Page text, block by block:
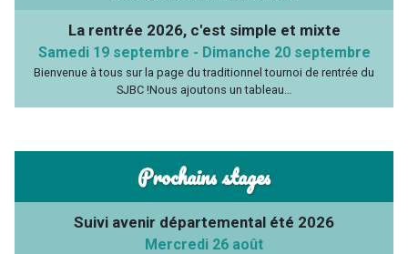
La rentrée 2026, c'est simple et mixte
Samedi 19 septembre - Dimanche 20 septembre
Bienvenue à tous sur la page du traditionnel tournoi de rentrée du
SJBC !Nous ajoutons un tableau…
Prochains stages
Suivi avenir départemental été 2026
Mercredi 26 août